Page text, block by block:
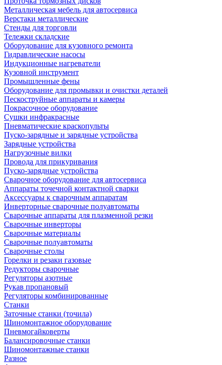
Металлическая мебель для автосервиса
Верстаки металлические
Стенды для торговли
Тележки складские
Оборудование для кузовного ремонта
Гидравлические насосы
Индукционные нагреватели
Кузовной инструмент
Промышленные фены
Оборудование для промывки и очистки деталей
Пескоструйные аппараты и камеры
Покрасочное оборудование
Сушки инфракрасные
Пневматические краскопульты
Пуско-зарядные и зарядные устройства
Зарядные устройства
Нагрузочные вилки
Провода для прикуривания
Пуско-зарядные устройства
Сварочное оборудование для автосервиса
Аппараты точечной контактной сварки
Аксессуары к сварочным аппаратам
Инверторные сварочные полуавтоматы
Сварочные аппараты для плазменной резки
Сварочные инверторы
Сварочные материалы
Сварочные полуавтоматы
Сварочные столы
Горелки и резаки газовые
Редукторы сварочные
Регуляторы азотные
Рукав пропановый
Регуляторы комбинированные
Станки
Заточные станки (точила)
Шиномонтажное оборудование
Пневмогайковерты
Балансировочные станки
Шиномонтажные станки
Разное